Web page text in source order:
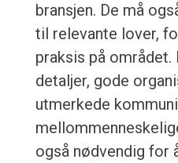
bransjen. De må
til relevante lover,
praksis på
detaljer, gode
utmerkede
også nødvendig for